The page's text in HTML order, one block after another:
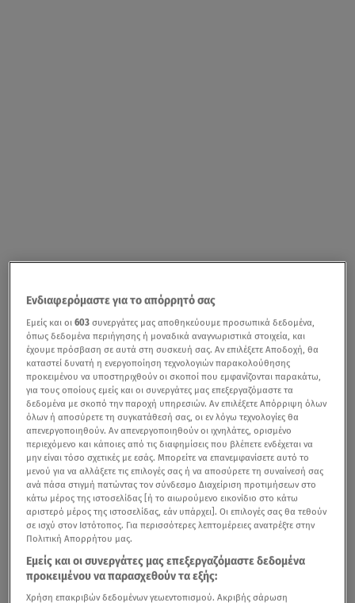
Μία βραδιά αφιερωμένη στη μόδα, την υψηλή ραπτική,
τους διορατικούς σχεδιαστές, την ηθική μόδα, το
ποιοτικό ύφασμα, τη λάμψη που δίνει σε κάθε πασαρέλα
το εμβληματικόFashion TV. Μία βραδιά υπό το φως της
Ακρόπολης και με θέα τον Παρθενώνα και το Ωδείο
Ηρώδου του Αττικού. Μία βραδιά γιορτής και
ενθουσιασμού, καθώς το διεθνές τηλεοπτικό δίκτυο
μόδας Fashion TV, δε γιόρτασε απλά τα 25 χρόνια
παρουσίας του στη βιομηχανία της Μόδας, αλλά με την
ευκαιρία του λαμπερού Gala ανακοινώθηκε το
λανσάρισμα της ελληνικής εκδοχής του.
Ενδιαφερόμαστε για το απόρρητό σας
Εμείς και οι603 συνεργάτες μας αποθηκεύουμε προσωπικά δεδομένα,
όπως δεδομένα περιήγησης ή μοναδικά αναγνωριστικά στοιχεία, και
έχουμε πρόσβαση σε αυτά στη συσκευή σας. Αν επιλέξετε Αποδοχή, θα
καταστεί δυνατή η ενεργοποίηση τεχνολογιών παρακολούθησης
προκειμένου να υποστηριχθούν οι σκοποί που εμφανίζονται παρακάτω,
για τους οποίους εμείς και οι συνεργάτες μας επεξεργαζόμαστε τα
δεδομένα με σκοπό την παροχή υπηρεσιών. Αν επιλέξετε Απόρριψη όλων
όλων ή αποσύρετε τη συγκατάθεσή σας, οι εν λόγω τεχνολογίες θα
απενεργοποιηθούν. Αν απενεργοποιηθούν οι ιχνηλάτες, ορισμένο
περιεχόμενο και κάποιες από τις διαφημίσεις που βλέπετε ενδέχεται να
μην είναι τόσο σχετικές με εσάς. Μπορείτε να επανεμφανίσετε αυτό το
μενού για να αλλάξετε τις επιλογές σας ή να αποσύρετε τη συναίνεσή σας
ανά πάσα στιγμή πατώντας τον σύνδεσμο Διαχείριση προτιμήσεων στο
κάτω μέρος της ιστοσελίδας [ή το αιωρούμενο εικονίδιο στο κάτω
αριστερό μέρος της ιστοσελίδας, εάν υπάρχει]. Οι επιλογές σας θα τεθούν
σε ισχύ στον Ιστότοπος. Για περισσότερες λεπτομέρειες ανατρέξτε στην
Πολιτική Απορρήτου μας.
Εμείς και οι συνεργάτες μας επεξεργαζόμαστε δεδομένα
προκειμένου να παρασχεθούν τα εξής:
Χρήση επακριβών δεδομένων γεωεντοπισμού. Ακριβής σάρωση